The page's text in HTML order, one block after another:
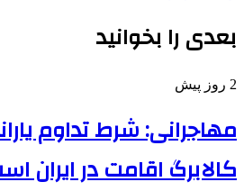
بعدی را بخوانید
2 روز پیش
مهاجرانی: شرط تداوم
کالابرگ اقامت در ایران